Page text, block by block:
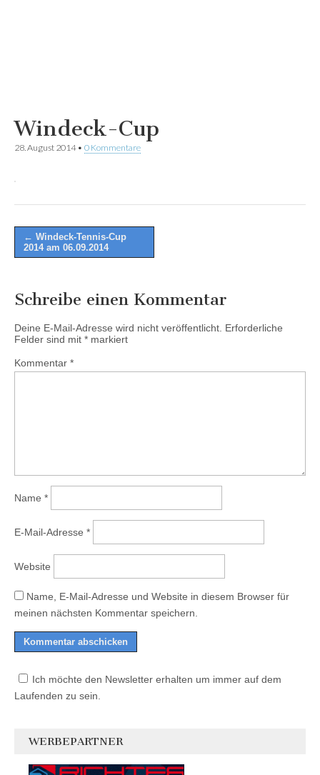
Windeck-Cup
28. August 2014• 0 Kommentare
Post
navigation
← Windeck-Tennis-Cup
2014 am 06.09.2014
Schreibe einen Kommentar
Deine E-Mail-Adresse wird nicht veröffentlicht. Erforderliche
Felder sind mit * markiert
Kommentar *
Name *
E-Mail-Adresse *
Website
Name, E-Mail-Adresse und Website in diesem Browser für
meinen nächsten Kommentar speichern.
Ich möchte den Newsletter erhalten um immer auf dem
Laufenden zu sein.
WERBEPARTNER